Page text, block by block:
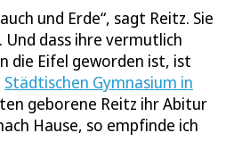
und Erde“, sagt Reitz. Sie
dass ihre vermutlich
die Eifel geworden ist, ist
Städtischen Gymnasium in
geborene Reitz ihr Abitur
Hause, so empfinde ich